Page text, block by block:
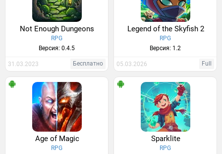
Not Enough Dungeons
RPG
Версия: 0.4.5
31.03.2023 Бесплатно
Legend of the Skyfish 2
RPG
Версия: 1.2
05.03.2026 Full
Age of Magic
RPG
Sparklite
RPG